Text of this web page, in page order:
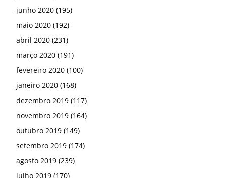
junho 2020 (195)
maio 2020 (192)
abril 2020 (231)
março 2020 (191)
fevereiro 2020 (100)
janeiro 2020 (168)
dezembro 2019 (117)
novembro 2019 (164)
outubro 2019 (149)
setembro 2019 (174)
agosto 2019 (239)
julho 2019 (170)